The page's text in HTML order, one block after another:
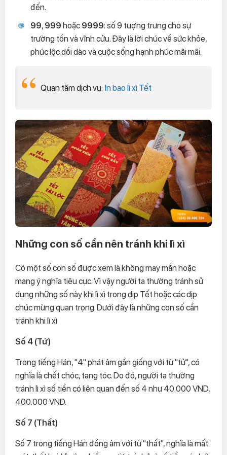
đến.
99, 999 hoặc 9999: số 9 tượng trưng cho sự
trường tồn và vĩnh cửu. Đây là lời chúc về sức khỏe,
phúc lộc dồi dào và cuộc sống hạnh phúc mãi mãi.
Quan tâm dịch vụ: In bao lì xì Tết
Những con số cần nên tránh khi lì xì
Có một số con số được xem là không may mắn hoặc
mang ý nghĩa tiêu cực. Vì vậy người ta thường tránh sử
dụng những số này khi lì xì trong dịp Tết hoặc các dịp
chúc mừng quan trọng. Dưới đây là những con số cần
tránh khi lì xì
Số 4 (Tử)
Trong tiếng Hán, "4" phát âm gần giống với từ "tử", có
nghĩa là chết chóc, tang tóc. Do đó, người ta thường
tránh lì xì số tiền có liên quan đến số 4 như 40.000 VND,
400.000 VND.
Số 7 (Thất)
Số 7 trong tiếng Hán đồng âm với từ "thất", nghĩa là mất